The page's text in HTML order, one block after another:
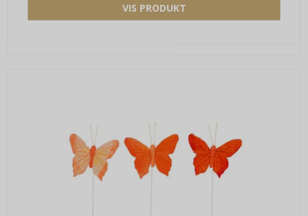
VIS PRODUKT